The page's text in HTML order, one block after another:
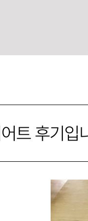
트 후기